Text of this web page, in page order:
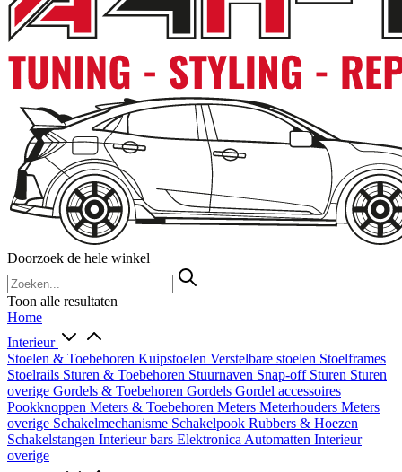
Doorzoek de hele winkel
Toon alle resultaten
Home
Interieur
Stoelen & Toebehoren Kuipstoelen Verstelbare stoelen Stoelframes
Stoelrails Sturen & Toebehoren Stuurnaven Snap-off Sturen Sturen
overige Gordels & Toebehoren Gordels Gordel accessoires
Pookknoppen Meters & Toebehoren Meters Meterhouders Meters
overige Schakelmechanisme Schakelpook Rubbers & Hoezen
Schakelstangen Interieur bars Elektronica Automatten Interieur
overige